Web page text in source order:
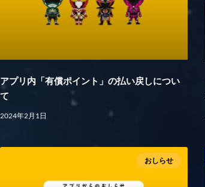
アプリ内「有償ポイント」の払い戻しについ
て
2024年2月1日
おしらせ